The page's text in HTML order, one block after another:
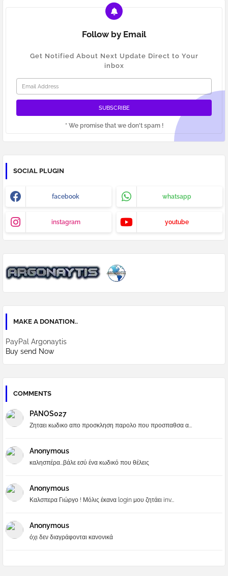
Follow by Email
Get Notified About Next Update Direct to Your
inbox
* We promise that we don't spam !
SOCIAL PLUGIN
facebook whatsapp
instagram youtube
MAKE A DONATION..
PayPal Argonaytis
Buy send Now
COMMENTS
PANOS027
Ζηταει κωδικο απο προσκληση παρολο που προσπαθσα α...
Anonymous
καλησπέρα...βάλε εσύ ένα κωδικό που θέλεις
Anonymous
Καλσπερα Γιώργο ! Μόλις έκανα login μου ζητάει inv...
Anonymous
όχι δεν διαγράφονται κανονικά